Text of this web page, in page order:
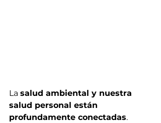
La salud ambiental y nuestra
salud personal están
profundamente conectadas.